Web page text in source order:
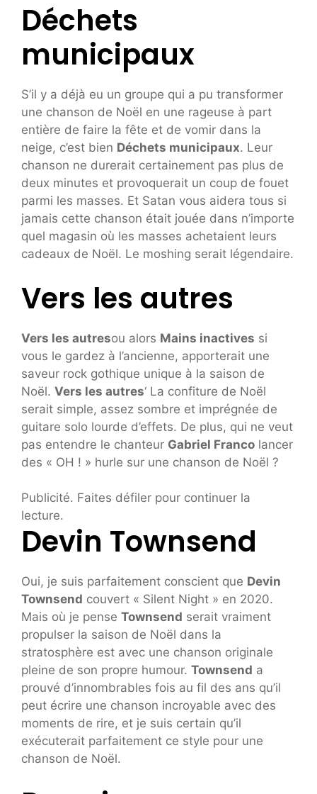
Déchets
municipaux
S’il y a déjà eu un groupe qui a pu transformer
une chanson de Noël en une rageuse à part
entière de faire la fête et de vomir dans la
neige, c’est bien Déchets municipaux. Leur
chanson ne durerait certainement pas plus de
deux minutes et provoquerait un coup de fouet
parmi les masses. Et Satan vous aidera tous si
jamais cette chanson était jouée dans n’importe
quel magasin où les masses achetaient leurs
cadeaux de Noël. Le moshing serait légendaire.
Vers les autres
Vers les autresou alors Mains inactives si
vous le gardez à l’ancienne, apporterait une
saveur rock gothique unique à la saison de
Noël. Vers les autres‘ La confiture de Noël
serait simple, assez sombre et imprégnée de
guitare solo lourde d’effets. De plus, qui ne veut
pas entendre le chanteur Gabriel Franco lancer
des « OH ! » hurle sur une chanson de Noël ?
Publicité. Faites défiler pour continuer la
lecture.
Devin Townsend
Oui, je suis parfaitement conscient que Devin
Townsend couvert « Silent Night » en 2020.
Mais où je pense Townsend serait vraiment
propulser la saison de Noël dans la
stratosphère est avec une chanson originale
pleine de son propre humour. Townsend a
prouvé d’innombrables fois au fil des ans qu’il
peut écrire une chanson incroyable avec des
moments de rire, et je suis certain qu’il
exécuterait parfaitement ce style pour une
chanson de Noël.